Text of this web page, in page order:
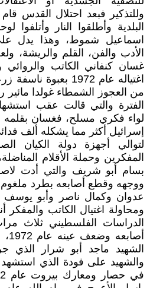
وللتذكير فبعد احتلال القدس قام
البلدية وأطلقوا النار وأتلفوا
اسماعيل شموط، وهذا يدل
الأدب والفن، القلم والريشة،
غسان كنفاني الكاتب والروائي
اغتياله عام 1972
من العجوز الشمطاء غولدا مائير
الفترة والتي قالت عقب
لواء فكري مسلح، فغسان
إسرائيل أكثر مما يشكله ألف
لتوالي أجهزة دولة الكيان
المفكرين وحملة الأقلام
بسام أبو شريف والتي أدت
ووجهه وقطع أصابعه بطرد ملغوم،
ومحاولة اغتيال الكاتب
الدراسات الفلسطيني ثلاث
والشهيد على فودة الذي